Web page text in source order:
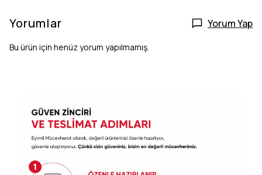
Yorumlar Yorum Yap
Bu ürün için henüz yorum yapılmamış.